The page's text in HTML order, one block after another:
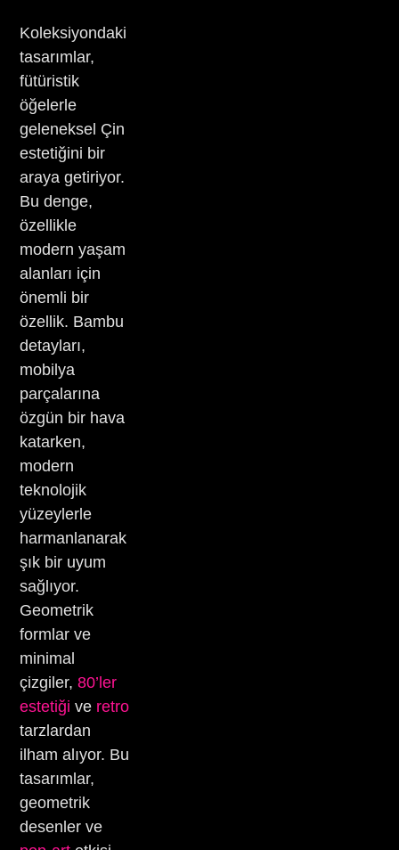
Koleksiyondaki
tasarımlar,
fütüristik
öğelerle
geleneksel Çin
estetiğini bir
araya getiriyor.
Bu denge,
özellikle
modern yaşam
alanları için
önemli bir
özellik. Bambu
detayları,
mobilya
parçalarına
özgün bir hava
katarken,
modern
teknolojik
yüzeylerle
harmanlanarak
şık bir uyum
sağlıyor.
Geometrik
formlar ve
minimal
çizgiler,80’ler
estetiği ve retro
tarzlardan
ilham alıyor. Bu
tasarımlar,
geometrik
desenler ve